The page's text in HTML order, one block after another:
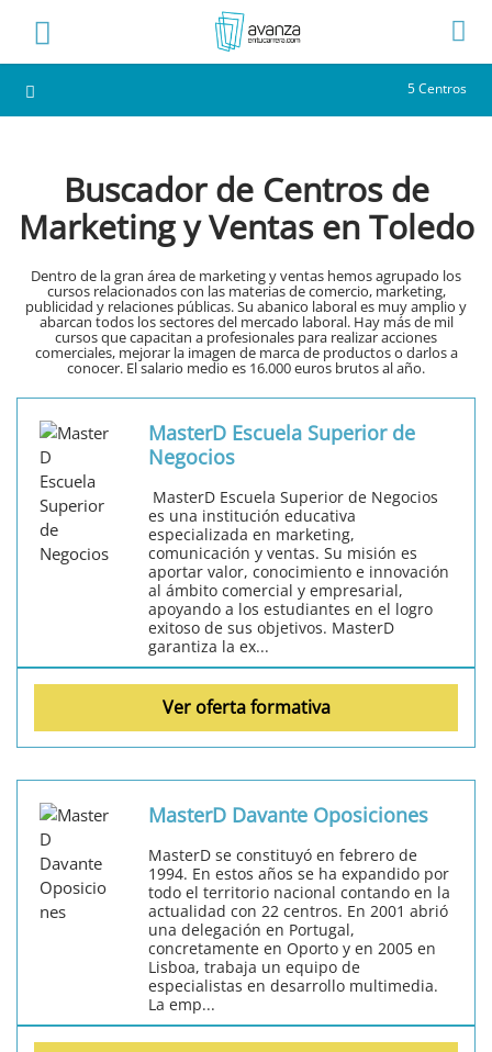
5 Centros
Buscador de Centros de
Marketing y Ventas en Toledo
Dentro de la gran área de marketing y ventas hemos agrupado los
cursos relacionados con las materias de comercio, marketing,
publicidad y relaciones públicas. Su abanico laboral es muy amplio y
abarcan todos los sectores del mercado laboral. Hay más de mil
cursos que capacitan a profesionales para realizar acciones
comerciales, mejorar la imagen de marca de productos o darlos a
conocer. El salario medio es 16.000 euros brutos al año.
MasterD Escuela Superior de
Negocios
MasterD Escuela Superior de Negocios
es una institución educativa
especializada en marketing,
comunicación y ventas. Su misión es
aportar valor, conocimiento e innovación
al ámbito comercial y empresarial,
apoyando a los estudiantes en el logro
exitoso de sus objetivos. MasterD
garantiza la ex...
Ver oferta formativa
MasterD Davante Oposiciones
MasterD se constituyó en febrero de
1994. En estos años se ha expandido por
todo el territorio nacional contando en la
actualidad con 22 centros. En 2001 abrió
una delegación en Portugal,
concretamente en Oporto y en 2005 en
Lisboa, trabaja un equipo de
especialistas en desarrollo multimedia.
La emp...